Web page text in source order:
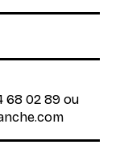
68 02 89 ou